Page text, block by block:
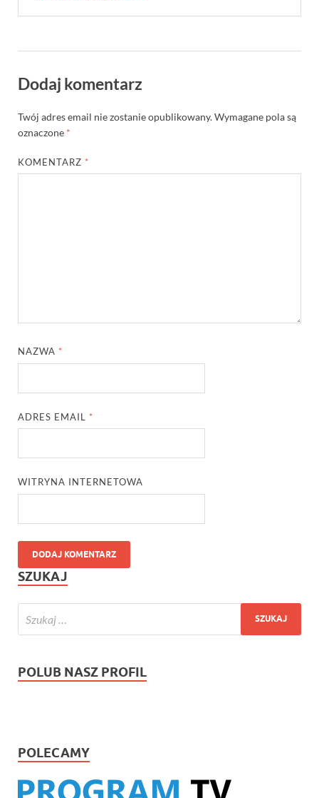
Dodaj komentarz
Twój adres email nie zostanie opublikowany.Wymagane pola są
oznaczone *
KOMENTARZ *
NAZWA *
ADRES EMAIL *
WITRYNA INTERNETOWA
SZUKAJ
POLUB NASZ PROFIL
POLECAMY